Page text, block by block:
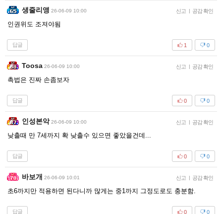
생줄리앵 26-06-09 10:00 신고 | 공감 확인
인권위도 조져야됨
답글 0
1
Toosa 26-06-09 10:00 신고 | 공감 확인
촉법은 진짜 손좀보자
답글 0
0
인성본악 26-06-09 10:00 신고 | 공감 확인
낮출때 만 7세까지 확 낮출수 있으면 좋았을건데...
답글 0
0
바보개 26-06-09 10:01 신고 | 공감 확인
초6까지만 적용하면 된다니까 많게는 중1까지 그정도로도 충분함.
답글 0
0